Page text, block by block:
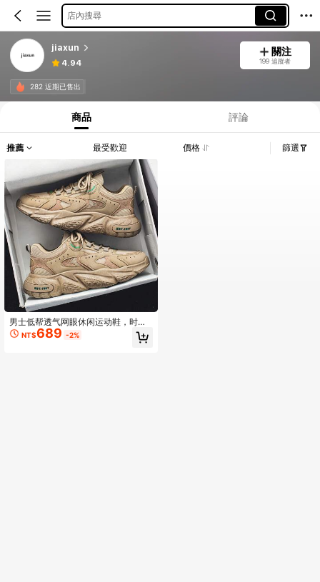
店內搜尋
jiaxun
4.94
關注
199 追蹤者
282 近期已售出
商品 評論
推薦 最受歡迎 價格 篩選
男士低帮透气网眼休闲运动鞋，时尚
户外运动鞋，个性化厚底运动鞋，跑
步鞋，度假鞋
NT$689 -2%